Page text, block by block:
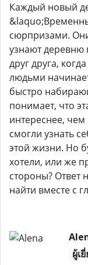
Каждый новый
сюрпризами.
узнают деревню
друг друга,
людьми
быстро
понимает, что
интереснее,
смогли узнать
этой жизни. Но
хотели, или же
стороны? Ответ
найти вместе с
ผู้เ